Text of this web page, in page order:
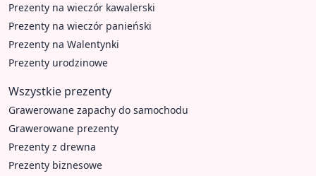
Prezenty na wieczór kawalerski
Prezenty na wieczór panieński
Prezenty na Walentynki
Prezenty urodzinowe
Wszystkie prezenty
Grawerowane zapachy do samochodu
Grawerowane prezenty
Prezenty z drewna
Prezenty biznesowe